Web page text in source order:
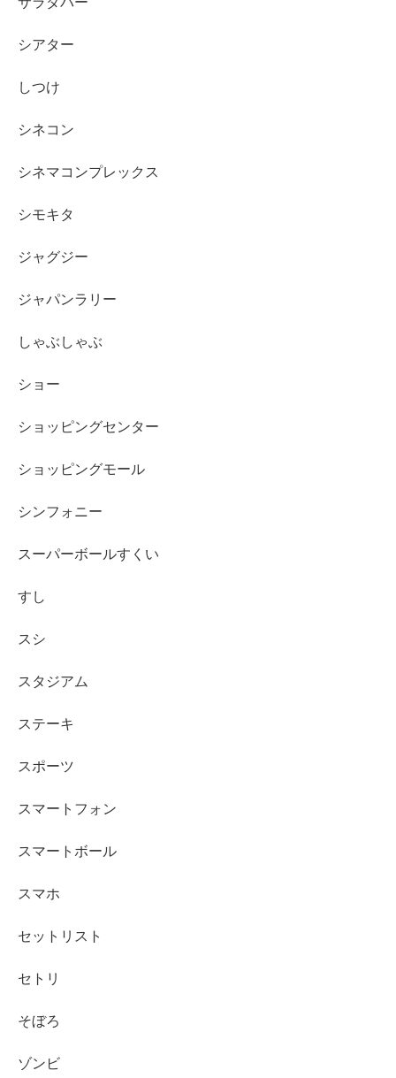
シアター
しつけ
シネコン
シネマコンプレックス
シモキタ
ジャグジー
ジャパンラリー
しゃぶしゃぶ
ショー
ショッピングセンター
ショッピングモール
シンフォニー
スーパーボールすくい
すし
スシ
スタジアム
ステーキ
スポーツ
スマートフォン
スマートボール
スマホ
セットリスト
セトリ
そぼろ
ゾンビ